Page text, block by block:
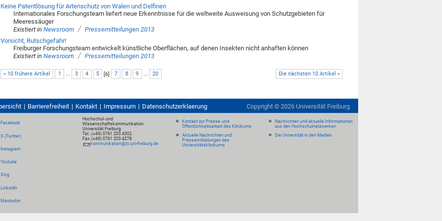
Keine Patentlösung für Artenschutz von Walen und Delfinen
Internationales Forschungsteam liefert neue Erkenntnisse für die weltweite Ausweisung von Schutzgebieten für
Meeressäuger
Existiert in Newsroom / Pressemitteilungen 2013
Vorsicht, Rutschgefahr!
Freiburger Forschungsteam entwickelt künstliche Oberflächen, auf denen Insekten nicht anhaften können
Existiert in Newsroom / Pressemitteilungen 2013
« 10 frühere Artikel Die nächsten 10 Artikel »
1 ... 3 4 5 [6] 7 8 9 ... 20
Barrierefreiheit Kontakt Impressum Datenschutzerklaerung Copyright © 2026 Universität Freiburg
Facebook
X (Twitter)
Instagram
Youtube
Xing
LinkedIn
Mastodon
Hochschul- und
Wissenschaftskommunikation
Universität Freiburg
Tel.: (+49) 0761 203 4302
Fax: (+49) 0761 203 4278
kommunikation@zv.uni-freiburg.de
Kontakt zur Presse- und
Öffentlichkeitsarbeit des Klinikums
Aktuelle Nachrichten und
Pressemitteilungen des
Universitätsklinikums
Nachrichten und aktuelle Informationen
aus den Hochschulnetzwerken
Die Universität in den Medien